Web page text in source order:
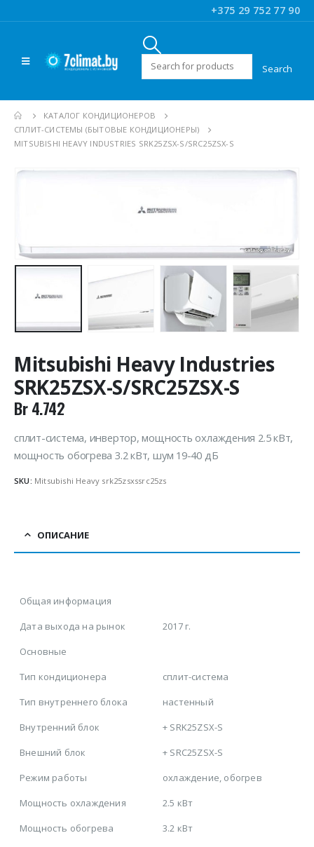
+375 29 752 77 90
Искать:
КАТАЛОГ КОНДИЦИОНЕРОВ
CПЛИТ-СИСТЕМЫ (БЫТОВЫЕ КОНДИЦИОНЕРЫ)
MITSUBISHI HEAVY INDUSTRIES SRK25ZSX-S/SRC25ZSX-S
Mitsubishi Heavy Industries
SRK25ZSX-S/SRC25ZSX-S
Br4.742
сплит-система, инвертор, мощность охлаждения 2.5 кВт,
мощность обогрева 3.2 кВт, шум 19-40 дБ
SKU: Mitsubishi Heavy srk25zsxssrc25zs
ОПИСАНИЕ
Общая информация
Дата выхода на рынок
2017 г.
Основные
Тип кондиционера
сплит-система
Тип внутреннего блока
настенный
Внутренний блок
+ SRK25ZSX-S
Внешний блок
+ SRC25ZSX-S
Режим работы
охлаждение, обогрев
Мощность охлаждения
2.5 кВт
Мощность обогрева
3.2 кВт